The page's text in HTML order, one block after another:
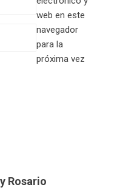
web en este
navegador
para la
próxima vez
Rosario